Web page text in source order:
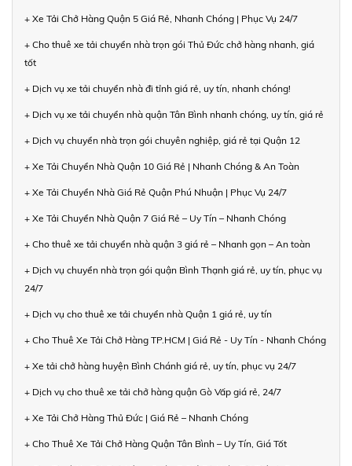
+ Xe Tải Chở Hàng Quận 5 Giá Rẻ, Nhanh Chóng | Phục Vụ 24/7
+ Cho thuê xe tải chuyển nhà trọn gói Thủ Đức chở hàng nhanh, giá
tốt
+ Dịch vụ xe tải chuyển nhà đi tỉnh giá rẻ, uy tín, nhanh chóng!
+ Dịch vụ xe tải chuyển nhà quận Tân Bình nhanh chóng, uy tín, giá rẻ
+ Dịch vụ chuyển nhà trọn gói chuyên nghiệp, giá rẻ tại Quận 12
+ Xe Tải Chuyển Nhà Quận 10 Giá Rẻ | Nhanh Chóng & An Toàn
+ Xe Tải Chuyển Nhà Giá Rẻ Quận Phú Nhuận | Phục Vụ 24/7
+ Xe Tải Chuyển Nhà Quận 7 Giá Rẻ – Uy Tín – Nhanh Chóng
+ Cho thuê xe tải chuyển nhà quận 3 giá rẻ – Nhanh gọn – An toàn
+ Dịch vụ chuyển nhà trọn gói quận Bình Thạnh giá rẻ, uy tín, phục vụ
24/7
+ Dịch vụ cho thuê xe tải chuyển nhà Quận 1 giá rẻ, uy tín
+ Cho Thuê Xe Tải Chở Hàng TP.HCM | Giá Rẻ - Uy Tín - Nhanh Chóng
+ Xe tải chở hàng huyện Bình Chánh giá rẻ, uy tín, phục vụ 24/7
+ Dịch vụ cho thuê xe tải chở hàng quận Gò Vấp giá rẻ, 24/7
+ Xe Tải Chở Hàng Thủ Đức | Giá Rẻ – Nhanh Chóng
+ Cho Thuê Xe Tải Chở Hàng Quận Tân Bình – Uy Tín, Giá Tốt